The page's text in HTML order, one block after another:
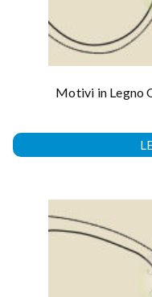
Motivi in Legno